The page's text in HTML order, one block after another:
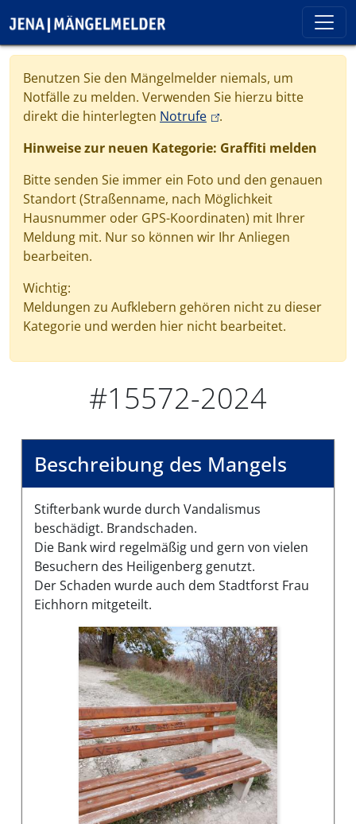
Benutzen Sie den Mängelmelder niemals, um
Notfälle zu melden. Verwenden Sie hierzu bitte
direkt die hinterlegten Notrufe(link is external)
.
Hinweise zur neuen Kategorie: Graffiti melden
Bitte senden Sie immer ein Foto und den genauen
Standort (Straßenname, nach Möglichkeit
Hausnummer oder GPS-Koordinaten) mit Ihrer
Meldung mit. Nur so können wir Ihr Anliegen
bearbeiten.
Wichtig:
Meldungen zu Aufklebern gehören nicht zu dieser
Kategorie und werden hier nicht bearbeitet.
#15572-2024
Beschreibung des Mangels
Stifterbank wurde durch Vandalismus
beschädigt. Brandschaden.
Die Bank wird regelmäßig und gern von vielen
Besuchern des Heiligenberg genutzt.
Der Schaden wurde auch dem Stadtforst Frau
Eichhorn mitgeteilt.
Bilder des Mangels